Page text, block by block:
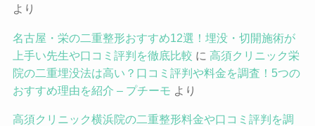
より
名古屋・栄の二重整形おすすめ12選！埋没・切開施術が
上手い先生や口コミ評判を徹底比較 に 高須クリニック栄
院の二重埋没法は高い？口コミ評判や料金を調査！5つの
おすすめ理由を紹介 – プチーモ より
高須クリニック横浜院の二重整形料金や口コミ評判を調